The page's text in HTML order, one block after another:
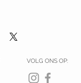
VOLG ONS OP: